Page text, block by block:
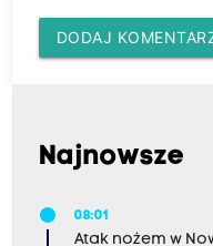
DODAJ
Najnowsze
08:01
Atak nożem w